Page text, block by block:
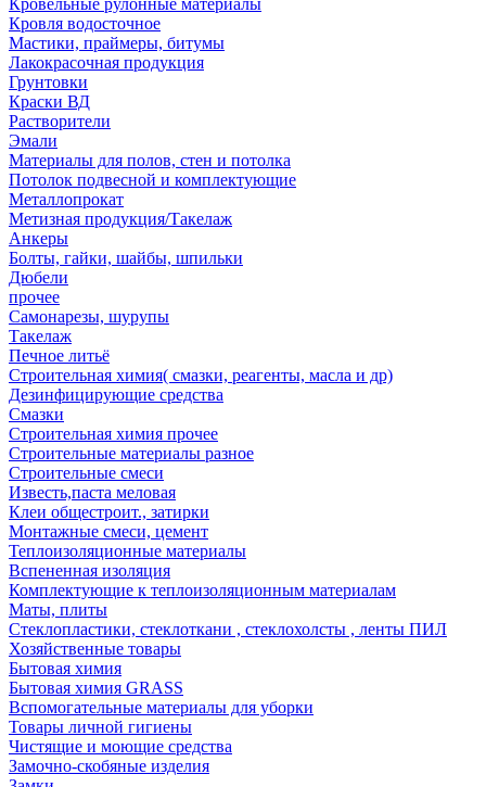
Кровельные рулонные материалы
Кровля водосточное
Мастики, праймеры, битумы
Лакокрасочная продукция
Грунтовки
Краски ВД
Растворители
Эмали
Материалы для полов, стен и потолка
Потолок подвесной и комплектующие
Металлопрокат
Метизная продукция/Такелаж
Анкеры
Болты, гайки, шайбы, шпильки
Дюбели
прочее
Самонарезы, шурупы
Такелаж
Печное литьё
Строительная химия( смазки, реагенты, масла и др)
Дезинфицирующие средства
Смазки
Строительная химия прочее
Строительные материалы разное
Строительные смеси
Известь,паста меловая
Клеи общестроит., затирки
Монтажные смеси, цемент
Теплоизоляционные материалы
Вспененная изоляция
Комплектующие к теплоизоляционным материалам
Маты, плиты
Стеклопластики, стеклоткани , стеклохолсты , ленты ПИЛ
Хозяйственные товары
Бытовая химия
Бытовая химия GRASS
Вспомогательные материалы для уборки
Товары личной гигиены
Чистящие и моющие средства
Замочно-скобяные изделия